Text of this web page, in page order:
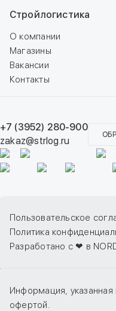
Стройлогистика
О компании
Магазины
Вакансии
Контакты
+7 (3952) 280-900
zakaz@strlog.ru
Пользовательское
Политика
Разработано с ❤ в
Информация, указанная
офертой.